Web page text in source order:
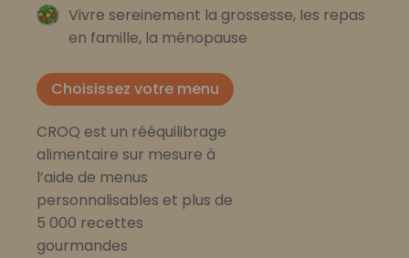
Vivre sereinement la grossesse, les repas
en famille, la ménopause
Choisissez votre menu
CROQ est un rééquilibrage
alimentaire sur mesure à
l’aide de menus
personnalisables et plus de
5 000 recettes
gourmandes